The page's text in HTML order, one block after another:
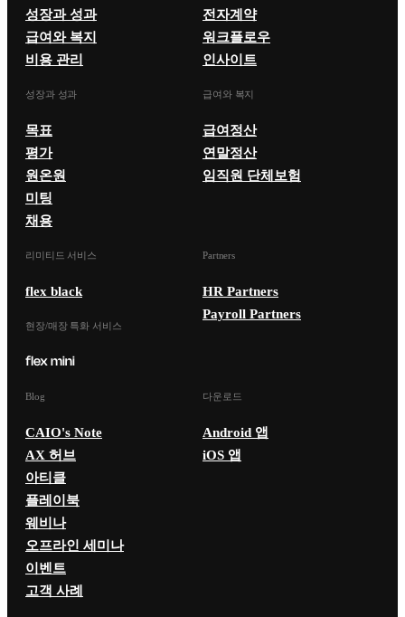
성장과 성과
급여와 복지
비용 관리
전자계약
워크플로우
인사이트
성장과 성과
목표
평가
원온원
미팅
채용
급여와 복지
급여정산
연말정산
임직원 단체보험
리미티드 서비스
flex black
현장/매장 특화 서비스
Partners
HR Partners
Payroll Partners
Blog
CAIO's Note
AX 허브
아티클
플레이북
웨비나
오프라인 세미나
이벤트
고객 사례
다운로드
Android 앱
iOS 앱